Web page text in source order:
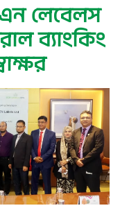
লেবেলস
ব্যাংকিং